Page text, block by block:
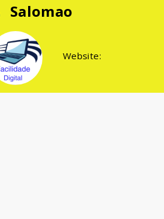
Salomao
Website: